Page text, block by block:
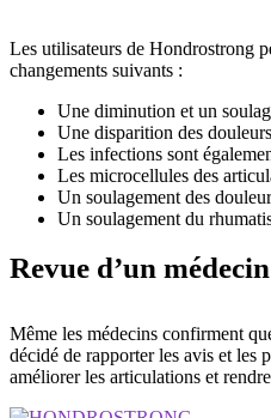
Les utilisateurs de Hondrostrong
changements suivants :
Une diminution et un
Une disparition des
Les infections sont
Les microcellules des
Un soulagement des
Un soulagement du
Revue d’un
Même les médecins confirment
décidé de rapporter les avis et les
améliorer les articulations et